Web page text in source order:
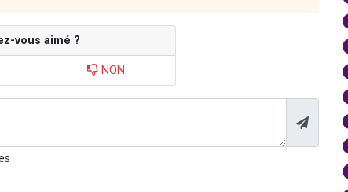
vous aimé ?
NON